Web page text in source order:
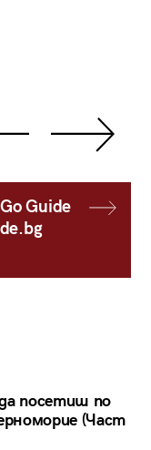
Guide
посетиш по
(Част